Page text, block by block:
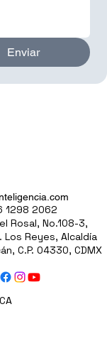
Enviar
1298 2062
Rosal, No.108-3,
Los Reyes, Alcaldía
C.P. 04330, CDMX